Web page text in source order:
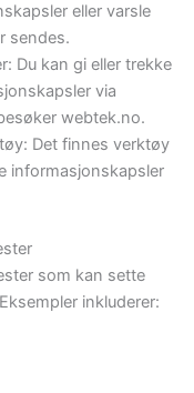
eller varsle
sendes.
Du kan gi eller trekke
via
webtek.no.
Det finnes verktøy
informasjonskapsler
som kan sette
inkluderer: